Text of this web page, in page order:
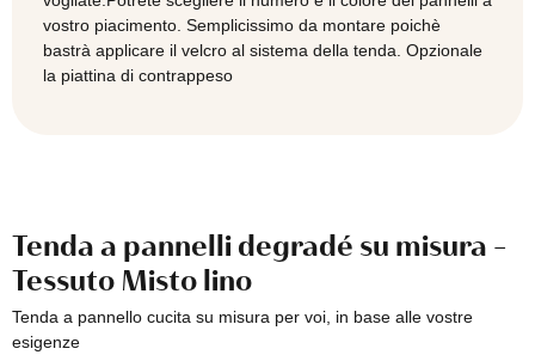
vostro piacimento. Semplicissimo da montare poichè
bastrà applicare il velcro al sistema della tenda. Opzionale
la piattina di contrappeso
Tenda a pannelli degradé su misura -
Tessuto Misto lino
Tenda a pannello cucita su misura per voi, in base alle vostre
esigenze